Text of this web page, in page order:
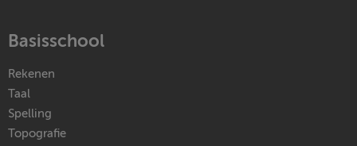
Basisschool
Rekenen
Taal
Spelling
Topografie